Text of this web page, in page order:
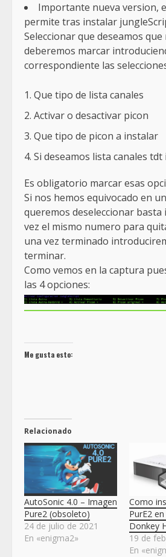
Importante nueva version,
permite tras instalar
Seleccionar que deseamos
deberemos marcar
correspondiente las
Que tipo de lista canales
Activar o desactivar picon
Que tipo de picon a instalar
Si deseamos lista canales
Es obligatorio marcar esas
Si nos hemos equivocado en
queremos deseleccionar
vez el mismo numero para
una vez terminado
terminar.
Como vemos en la captura
las 4 opciones:
Me gusta esto:
Relacionado
AutoSonic 4.0 – Imagen
Pure2 (obsoleto)
24 de julio de 2021
En «enigma2»
Como
PurE2
Donkey
19 de
En